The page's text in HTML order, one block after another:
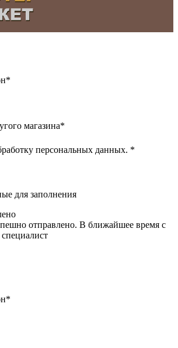
*
магазина*
персональных данных. *
для заполнения
отправлено. В ближайшее время с
*